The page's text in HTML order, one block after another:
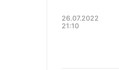
26.07.2022
21:10